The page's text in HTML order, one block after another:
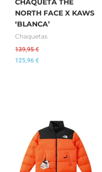
CHAQUETA THE
NORTH FACE X KAWS
‘BLANCA’
Chaquetas
139,95€
125,96 €